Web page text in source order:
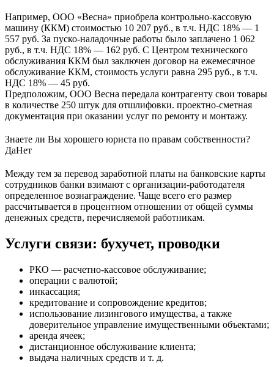
Например, ООО «Весна» приобрела контрольно-кассовую
машину (ККМ) стоимостью 10 207 руб., в т.ч. НДС 18% — 1
557 руб. За пуско-наладочные работы было заплачено 1 062
руб., в т.ч. НДС 18% — 162 руб. С Центром технического
обслуживания ККМ был заключен договор на ежемесячное
обслуживание ККМ, стоимость услуги равна 295 руб., в т.ч.
НДС 18% — 45 руб.
Предположим, ООО Весна передала контрагенту свои товары
в количестве 250 штук для отшлифовки. проектно-сметная
документация при оказании услуг по ремонту и монтажу.
Знаете ли Вы хорошего юриста по правам собственности?
ДаНет
Между тем за перевод заработной платы на банковские карты
сотрудников банки взимают с организации-работодателя
определенное вознаграждение. Чаще всего его размер
рассчитывается в процентном отношении от общей суммы
денежных средств, перечисляемой работникам.
Услуги связи: бухучет, проводки
РКО — расчетно-кассовое обслуживание;
операции с валютой;
инкассация;
кредитование и сопровождение кредитов;
использование лизингового имущества, а также
доверительное управление имущественными объектами;
аренда ячеек;
дистанционное обслуживание клиента;
выдача наличных средств и т. д.